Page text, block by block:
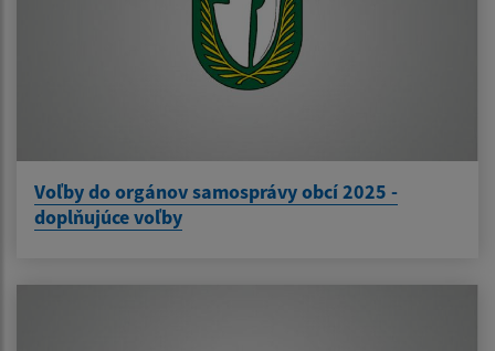
Voľby do orgánov samosprávy obcí 2025 -
doplňujúce voľby